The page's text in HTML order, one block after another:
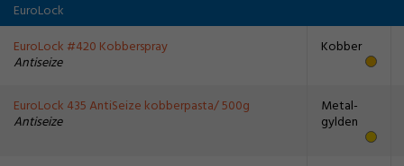
EuroLock
EuroLock #420 Kobberspray
Antiseize
Kobber
EuroLock 435 AntiSeize kobberpasta/ 500g
Antiseize
Metal-
gylden